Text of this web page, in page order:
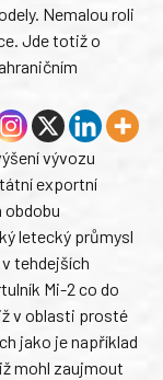
Nemalou roli
Jde totiž o
vývozu
exportní
letecký průmysl
tehdejších
Mi-2 co do
v oblasti prosté
jako je například
mohl zaujmout